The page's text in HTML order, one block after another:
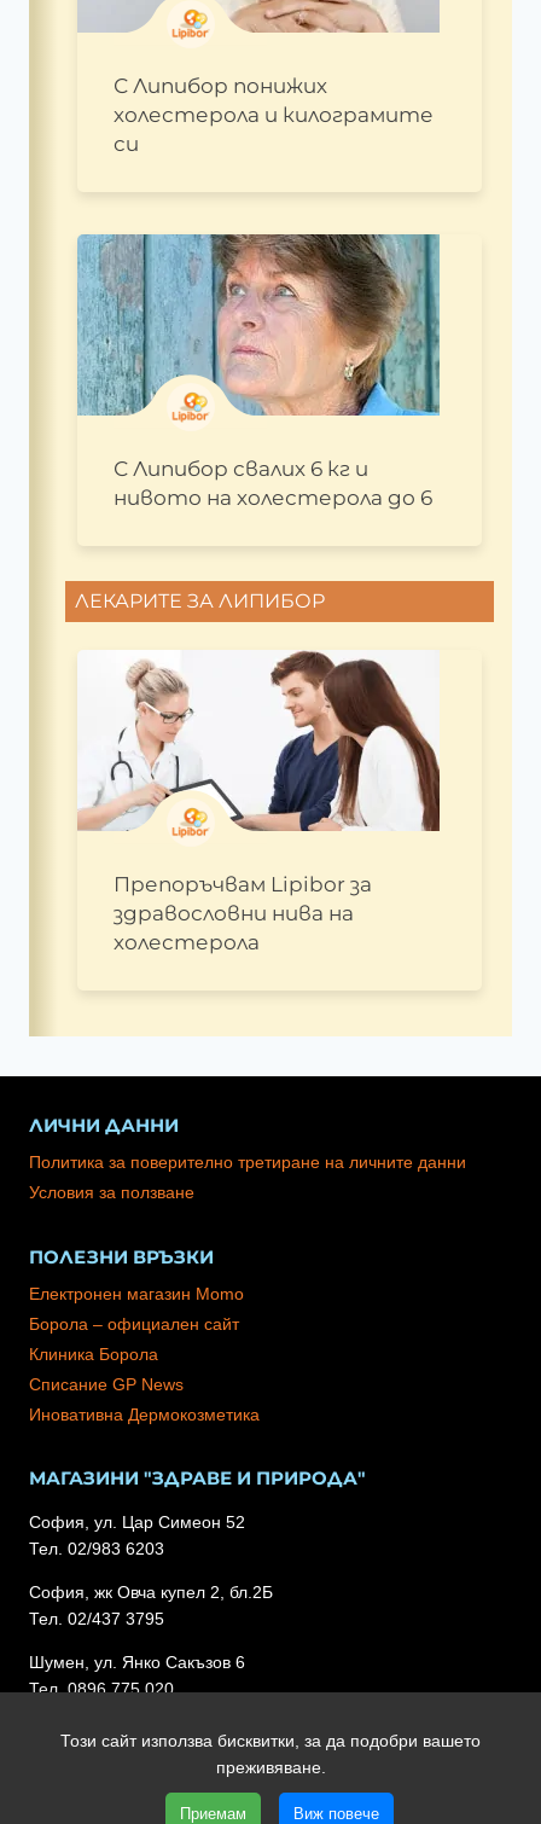
С Липибор понижих
холестерола и килограмите
си
С Липибор свалих 6 кг и
нивото на холестерола до 6
ЛЕКАРИТЕ ЗА ЛИПИБОР
Препоръчвам Lipibor за
здравословни нива на
холестерола
ЛИЧНИ ДАННИ
Политика за поверително третиране на личните данни
Условия за ползване
ПОЛЕЗНИ ВРЪЗКИ
Електронен магазин Momo
Борола – официален сайт
Клиника Борола
Списание GP News
Иновативна Дермокозметика
МАГАЗИНИ "ЗДРАВЕ И ПРИРОДА"
София, ул. Цар Симеон 52
Тел. 02/983 6203
София, жк Овча купел 2, бл.2Б
Тел. 02/437 3795
Шумен, ул. Янко Сакъзов 6
Тел. 0896 775 020
Copyright 2026 Lipibor.com | Всички права запазени | Уеб
дизайн и SEO от Трибест
Този сайт използва бисквитки, за да подобри вашето
преживяване.
Приемам Виж повече